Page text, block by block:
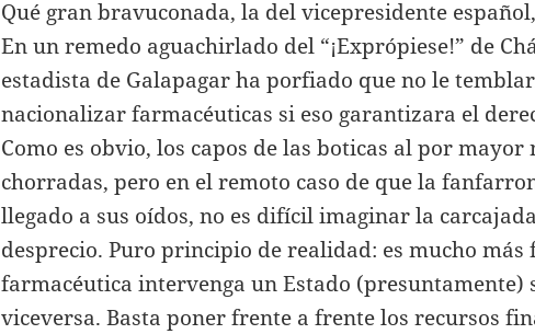
Qué gran bravuconada, la del vicepresidente
En un remedo aguachirlado del “¡Exprópiese!” de
estadista de Galapagar ha porfiado que no le
nacionalizar farmacéuticas si eso garantizara el
Como es obvio, los capos de las boticas al por mayor
chorradas, pero en el remoto caso de que la
llegado a sus oídos, no es difícil imaginar la
desprecio. Puro principio de realidad: es mucho más
farmacéutica intervenga un Estado (presuntamente)
viceversa. Basta poner frente a frente los recursos